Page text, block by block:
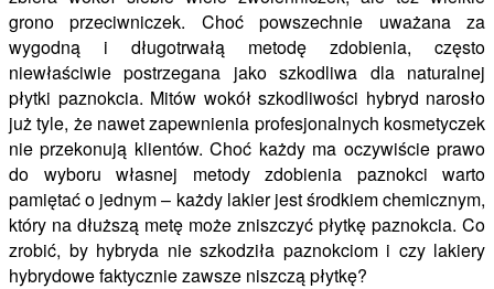
grono przeciwniczek. Choć powszechnie uważana za
wygodną i długotrwałą metodę zdobienia, często
niewłaściwie postrzegana jako szkodliwa dla naturalnej
płytki paznokcia. Mitów wokół szkodliwości hybryd narosło
już tyle, że nawet zapewnienia profesjonalnych kosmetyczek
nie przekonują klientów. Choć każdy ma oczywiście prawo
do wyboru własnej metody zdobienia paznokci warto
pamiętać o jednym – każdy lakier jest środkiem chemicznym,
który na dłuższą metę może zniszczyć płytkę paznokcia. Co
zrobić, by hybryda nie szkodziła paznokciom i czy lakiery
hybrydowe faktycznie zawsze niszczą płytkę?